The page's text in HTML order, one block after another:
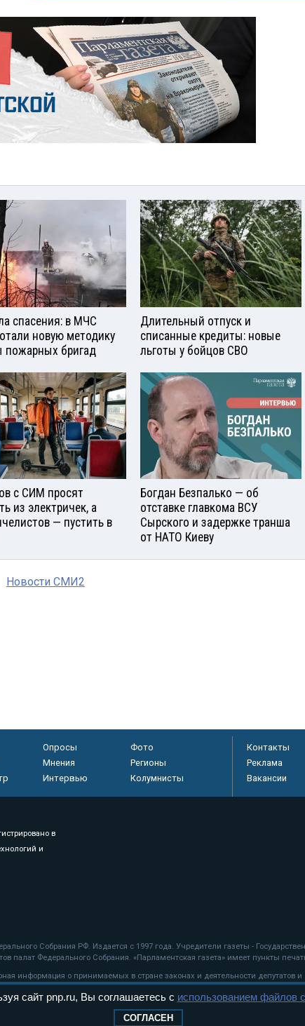
спасения: в МЧС
новую методику
пожарных бригад
Длительный отпуск и
списанные кредиты: новые
льготы у бойцов СВО
с СИМ просят
из электричек, а
— пустить в
Богдан Безпалько — об
отставке главкома ВСУ
Сырского и задержке транша
от НАТО Киеву
Новости СМИ2
Опросы
Фото
Мнения
Регионы
Интервью Колумнисты
Контакты
Реклама
Вакансии
в
и
Собрания РФ. Издается с 1997 года. Учредители газеты -
палат Федерального Собрания. «Парламентская газета» имеет пункты
информация о принимаемых в стране законах и деятельности депутатов
сайт pnp.ru, Вы соглашаетесь с использованием файлов
СОГЛАСЕН